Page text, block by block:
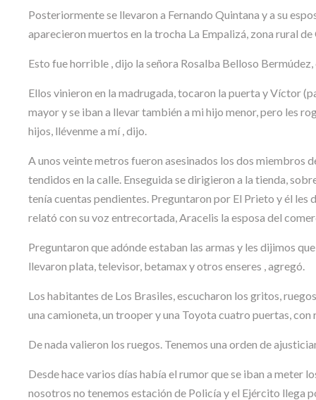
Posteriormente se llevaron a Fernando Quintana y a su
aparecieron muertos en la trocha La Empalizá, zona rural
Esto fue horrible , dijo la señora Rosalba Belloso
Ellos vinieron en la madrugada, tocaron la puerta y Víctor
mayor y se iban a llevar también a mi hijo menor, pero les
hijos, llévenme a mí , dijo.
A unos veinte metros fueron asesinados los dos miembros
tendidos en la calle. Enseguida se dirigieron a la tienda,
tenía cuentas pendientes. Preguntaron por El Prieto y él les
relató con su voz entrecortada, Aracelis la esposa del
Preguntaron que adónde estaban las armas y les dijimos
llevaron plata, televisor, betamax y otros enseres , agregó.
Los habitantes de Los Brasiles, escucharon los gritos,
una camioneta, un trooper y una Toyota cuatro puertas, con
De nada valieron los ruegos. Tenemos una orden de
Desde hace varios días había el rumor que se iban a meter
nosotros no tenemos estación de Policía y el Ejército llega